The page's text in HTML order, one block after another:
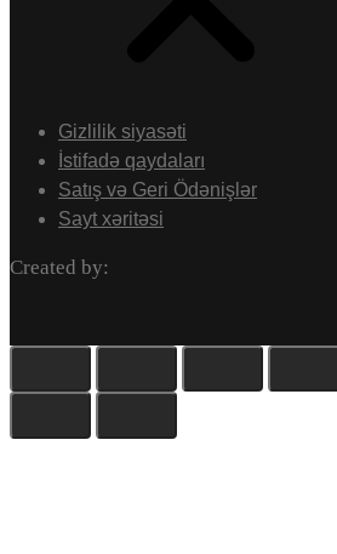
Gizlilik siyasəti
İstifadə qaydaları
Satış və Geri Ödənişlər
Sayt xəritəsi
Created by: